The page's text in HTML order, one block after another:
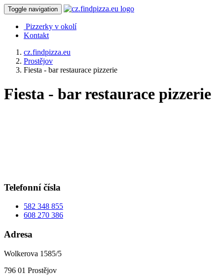
Toggle navigation
Pizzerky v okolí
Kontakt
cz.findpizza.eu
Prostějov
Fiesta - bar restaurace pizzerie
Fiesta - bar restaurace pizzerie
Telefonní čísla
582 348 855
608 270 386
Adresa
Wolkerova 1585/5
796 01 Prostějov